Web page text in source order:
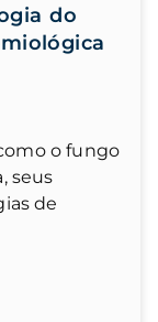
do
o fungo
seus
de